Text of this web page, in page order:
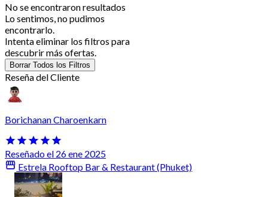
No se encontraron resultados
Lo sentimos, no pudimos
encontrarlo.
Intenta eliminar los filtros para
descubrir más ofertas.
Borrar Todos los Filtros
Reseña del Cliente
Borichanan Charoenkarn
Reseñado el 26 ene 2025
Estrela Rooftop Bar & Restaurant (Phuket)